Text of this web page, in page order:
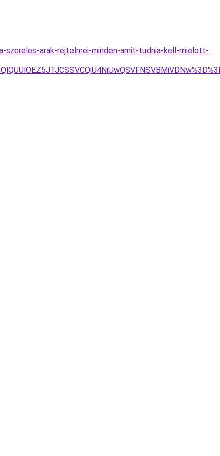
arak-rejtelmei-minden-amit-tudnia-kell-mielott-